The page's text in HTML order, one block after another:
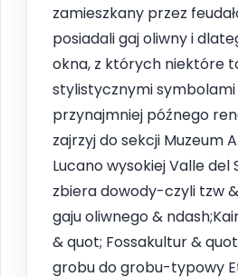
zamieszkany przez
posiadali gaj oliwny i
okna, z których niektóre
stylistycznymi symbolami
przynajmniej późnego
zajrzyj do sekcji Muzeum
Lucano wysokiej Valle del
zbiera dowody-czyli tzw
gaju oliwnego &
& quot; Fossakultur &
grobu do grobu-typowy